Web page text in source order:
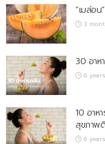
“เมล่อ
3
30 อาห
6
10 อาห
สุขภาพดี
6